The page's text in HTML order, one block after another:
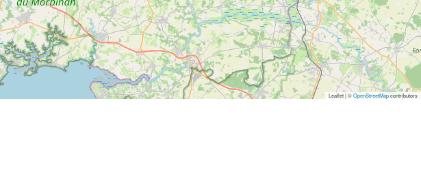
Leaflet | ©OpenStreetMapcontributors